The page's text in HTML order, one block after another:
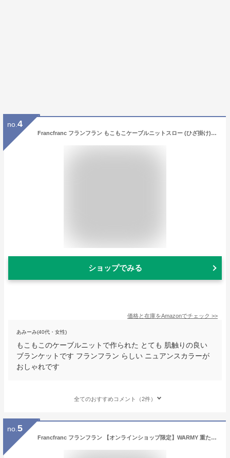
no. 4
Francfranc フランフラン もこもこケーブルニットスロー (ひざ掛け) 170×130cm グレー
ショップでみる
価格と在庫をAmazonでチェック >>
あみーみ(40代・女性)
もこもこのケーブルニットで作られた とても 肌触りの良い
ブランケットです フランフラン らしい ニュアンスカラーが
おしゃれです
全てのおすすめコメント（2件）
no. 5
Francfranc フランフラン 【オンラインショップ限定】WARMY 重たいブランケット (毛布) ダマスク シングル 140×200cm グレー 2024年モデル